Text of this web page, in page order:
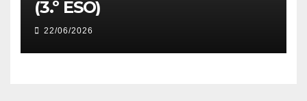
(3.º ESO)
22/06/2026